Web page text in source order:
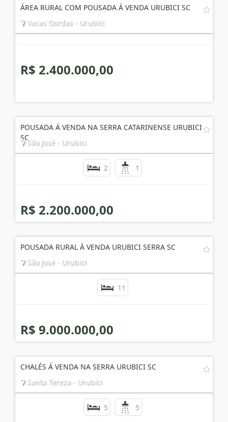
ÁREA RURAL COM POUSADA Á VENDA URUBICI SC
Vacas Gordas - Urubici
R$ 2.400.000,00
POUSADA Á VENDA NA SERRA CATARINENSE URUBICI
SCSão José - Urubici
2 1
R$ 2.200.000,00
POUSADA RURAL À VENDA URUBICI SERRA SC
São José - Urubici
11
R$ 9.000.000,00
CHALÉS Á VENDA NA SERRA URUBICI SC
Santa Tereza - Urubici
5 5